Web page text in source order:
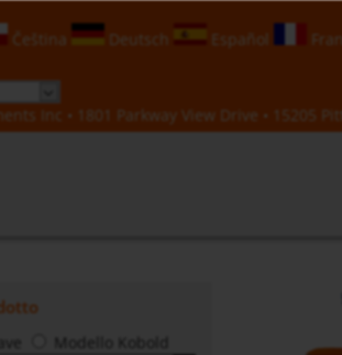
Čeština Deutsch Español
Inc • 1801 Parkway View Drive • 15205
Modello Kobold